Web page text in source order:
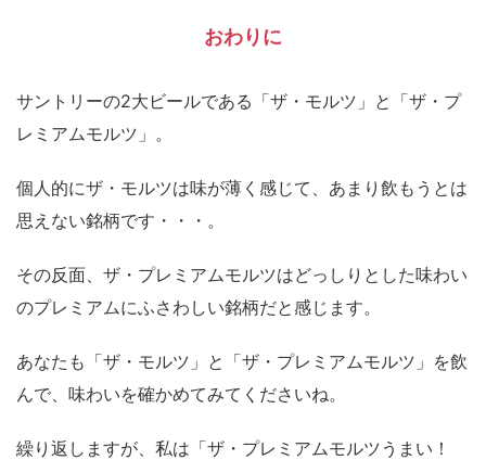
おわりに
サントリーの2大ビールである「ザ・モルツ」と「ザ・プ
レミアムモルツ」。
個人的にザ・モルツは味が薄く感じて、あまり飲もうとは
思えない銘柄です・・・。
その反面、ザ・プレミアムモルツはどっしりとした味わい
のプレミアムにふさわしい銘柄だと感じます。
あなたも「ザ・モルツ」と「ザ・プレミアムモルツ」を飲
んで、味わいを確かめてみてくださいね。
繰り返しますが、私は「ザ・プレミアムモルツうまい！